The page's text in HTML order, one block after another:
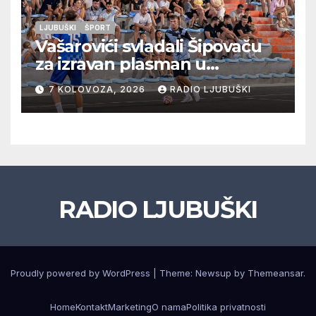
LJUBUŠKI ŠPORT
Vašarovići svladali Šipovaču
za izravan plasman u
četvrtfinale, Grab izborio
prolazak dalje, Klobuk ispao,
večeras počinje četvrtfinale
7 KOLOVOZA, 2026 RADIO LJUBUŠKI
RADIO LJUBUŠKI
Proudly powered by WordPress Theme: Newsup by Themeansar.
HomeKontaktMarketingO namaPolitika privatnosti